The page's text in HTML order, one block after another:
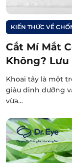
KIẾN THỨC VỀ
Cắt Mí Mắt
Không? Lưu
Khoai tây là một
giàu dinh dưỡng
vừa…